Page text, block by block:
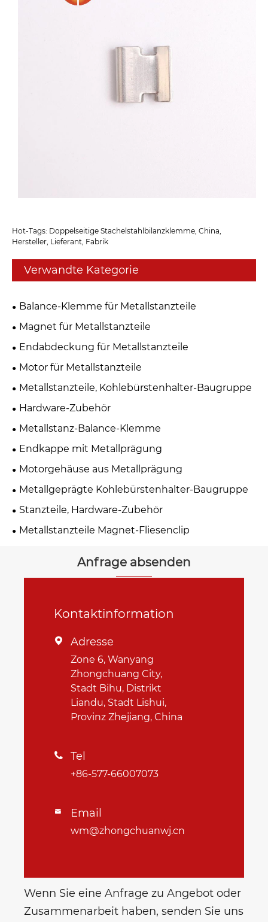
Hot-Tags: Doppelseitige Stachelstahlbilanzklemme, China,
Hersteller, Lieferant, Fabrik
Verwandte Kategorie
Balance-Klemme für Metallstanzteile
Magnet für Metallstanzteile
Endabdeckung für Metallstanzteile
Motor für Metallstanzteile
Metallstanzteile, Kohlebürstenhalter-Baugruppe
Hardware-Zubehör
Metallstanz-Balance-Klemme
Endkappe mit Metallprägung
Motorgehäuse aus Metallprägung
Metallgeprägte Kohlebürstenhalter-Baugruppe
Stanzteile, Hardware-Zubehör
Metallstanzteile Magnet-Fliesenclip
Anfrage absenden
Kontaktinformation
 Adresse
Zone 6, Wanyang
Zhongchuang City,
Stadt Bihu, Distrikt
Liandu, Stadt Lishui,
Provinz Zhejiang, China
 Tel
+86-577-66007073
 Email
wm@zhongchuanwj.cn
Wenn Sie eine Anfrage zu Angebot oder
Zusammenarbeit haben, senden Sie uns